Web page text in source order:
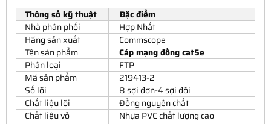
Thông số kỹ thuật
Đặc điểm
Nhà phân phối
Hợp Nhất
Hãng sản xuất
Commscope
Tên sản phẩm
Cáp mạng đồng cat5e
Phân loại
FTP
Mã sản phẩm
219413-2
Số lõi
8 sợi đơn-4 sợi đôi
Chất liệu lõi
Đồng nguyên chất
Chất liệu vỏ
Nhựa PVC chất lượng cao